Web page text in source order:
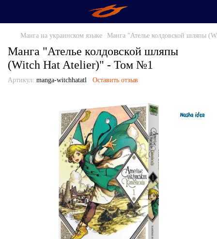
Манга на украинском языке Манга "Ателье колдовской шляпы
Манга "Ателье колдовской шляпы
(Witch Hat Atelier)" - Том №1
Артикул: manga-witchhatatl Оставить отзыв